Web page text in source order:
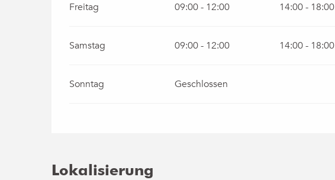
Freitag 09:00 - 12:00 14:00 - 18:00
Samstag 09:00 - 12:00 14:00 - 18:00
Sonntag Geschlossen
Lokalisierung